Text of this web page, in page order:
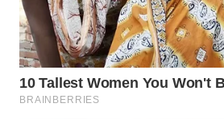
Wahana
Media
Group
WAHANA
NEWS